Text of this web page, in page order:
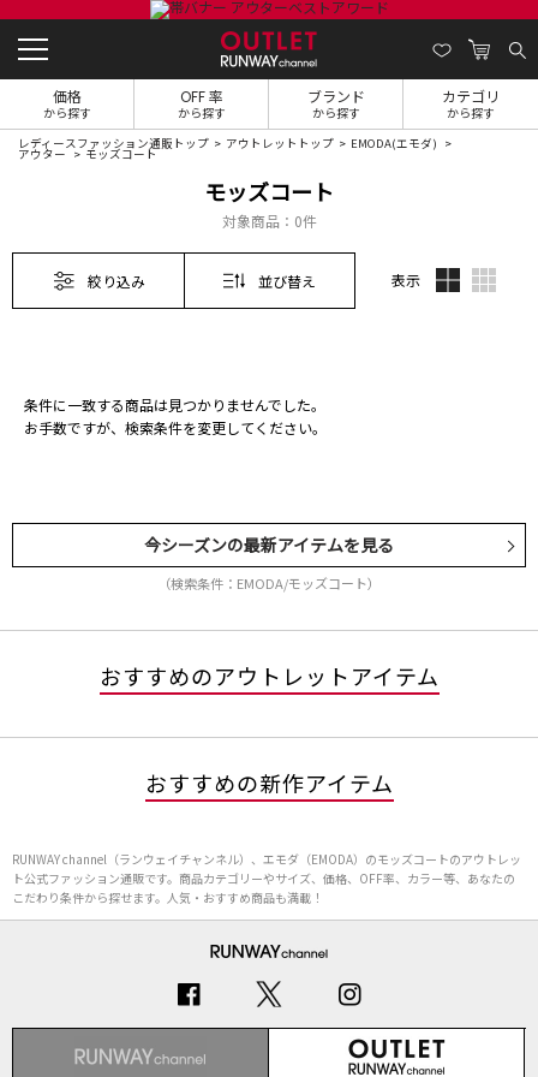
価格
から探す
OFF 率
から探す
ブランド
から探す
カテゴリ
から探す
レディースファッション通販トップ アウトレットトップ EMODA(エモダ)
アウター モッズコート
モッズコート
対象商品： 0件
絞り込み 並び替え 表示
条件に一致する商品は見つかりませんでした。
お手数ですが、検索条件を変更してください。
今シーズンの最新アイテムを見る
（検索条件：EMODA/モッズコート）
おすすめのアウトレットアイテム
おすすめの新作アイテム
RUNWAY channel（ランウェイチャンネル）、エモダ（EMODA）のモッズコートのアウトレッ
ト公式ファッション通販です。商品カテゴリーやサイズ、価格、OFF率、カラー等、あなたの
こだわり条件から探せます。人気・おすすめ商品も満載！